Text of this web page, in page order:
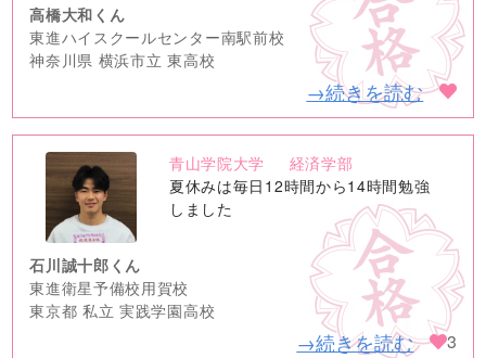
高橋大和くん
東進ハイスクールセンター南駅前校
神奈川県 横浜市立 東高校
→続きを読む
no
image
青山学院大学
経済学部
夏休みは毎日12時間から14時間勉強
しました
石川誠十郎くん
東進衛星予備校用賀校
東京都 私立 実践学園高校
→続きを読む 3